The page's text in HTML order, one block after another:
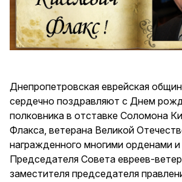
Днепропетровская еврейская
сердечно поздравляют с Днем
полковника в отставке Соломона
Флакса, ветерана Великой
награжденного многими орденами
Председателя Совета евреев-
заместителя председателя